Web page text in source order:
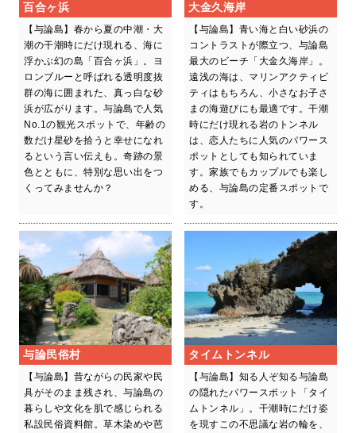
百合ヶ浜
【与論島】春から夏の中潮・大
潮の干潮時にだけ現れる、海に
浮かぶ幻の島「百合ヶ浜」。ヨ
ロンブルーと呼ばれる透明度抜
群の海に囲まれた、真っ白な砂
浜が広がります。与論島で人気
No.1の観光スポットで、年齢の
数だけ星砂を拾うと幸せになれ
るという言い伝えも。奇跡の景
色とともに、特別な思い出をつ
くってみませんか？
大金久海岸
【与論島】青い海と白い砂浜の
コントラストが際立つ、与論島
最大のビーチ「大金久海岸」。
遠浅の海は、マリンアクティビ
ティはもちろん、小さなお子さ
まの海遊びにも最適です。干潮
時にだけ現れる岩のトンネル
は、恋人たちに人気のパワース
ポットとしても知られていま
す。家族でもカップルでも楽し
める、与論島の定番スポットで
す。
与論民俗村
【与論島】昔ながらの民家や民
具がそのまま残され、与論島の
暮らしや文化を肌で感じられる
私設民俗資料館。草木染めや芭
タイムトンネル
【与論島】知る人ぞ知る与論島
の隠れたパワースポット「タイ
ムトンネル」。干潮時にだけ姿
を現すこの不思議な岩の輪を、